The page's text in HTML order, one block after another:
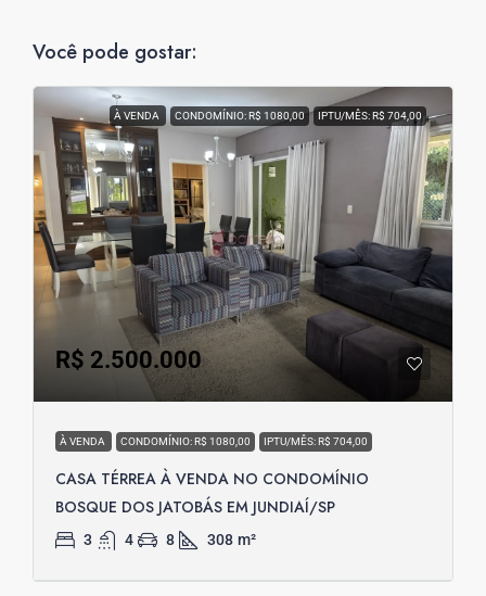
Você pode gostar:
À VENDA CONDOMÍNIO: R$ 1080,00 IPTU/MÊS: R$ 704,00
R$ 2.500.000
À VENDA CONDOMÍNIO: R$ 1080,00 IPTU/MÊS: R$ 704,00
CASA TÉRREA À VENDA NO CONDOMÍNIO
BOSQUE DOS JATOBÁS EM JUNDIAÍ/SP
3 4 8 308 m²